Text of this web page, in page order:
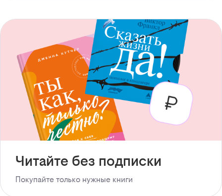
Читайте без подписки
Покупайте только нужные книги